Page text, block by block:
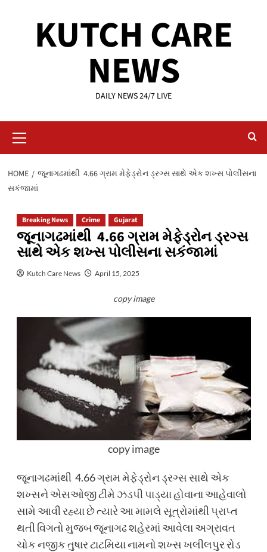
KUTCH CARE
NEWS
DAILY NEWS 24/7 LIVE
Menu
HOME
જૂનાગઢમાંથી 4.66 ગ્રામ મેફેડ્રોન ડ્રગ્સ સાથે એક શખ્સ પોલીસના
સકંજામાં
Breaking News Crime Gujarat
જૂનાગઢમાંથી 4.66 ગ્રામ મેફેડ્રોન ડ્રગ્સ
સાથે એક શખ્સ પોલીસના સકંજામાં
Kutch Care News April 15, 2025
copy image
copy image
જૂનાગઢમાંથી 4.66 ગ્રામ મેફેડ્રોન ડ્રગ્સ સાથે એક
શખ્સને એસઓજી ટીમે ઝડપી પાડ્યા હોવાના આહેવાલો
સામે આવી રહ્યા છે ત્યારે આ મામલે સૂત્રોમાંથી પ્રાપ્ત
થતી વિગતો મુજબ જૂનાગઢ શહેરમાં આવેલા અગ્રાવત
ચોક નજીક તુષાર ટાટમિયા નામનો શખ્સ ખલીલપુર રોડ